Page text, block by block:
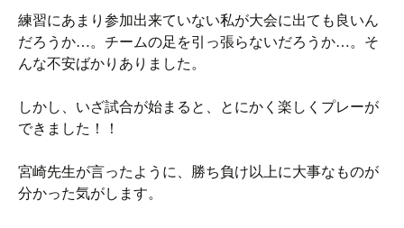
練習にあまり参加出来ていない私が大会に出ても良いん
だろうか…。チームの足を引っ張らないだろうか…。そ
んな不安ばかりありました。
しかし、いざ試合が始まると、とにかく楽しくプレーが
できました！！
宮崎先生が言ったように、勝ち負け以上に大事なものが
分かった気がします。